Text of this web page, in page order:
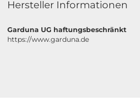
Hersteller Informationen
Garduna UG haftungsbeschränkt
https://www.garduna.de